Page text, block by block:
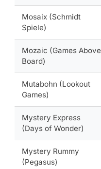
Mosaix (Schmidt
Spiele)
Mozaic (Games Above
Board)
Mutabohn (Lookout
Games)
Mystery Express
(Days of Wonder)
Mystery Rummy
(Pegasus)